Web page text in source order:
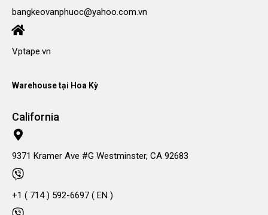
bangkeovanphuoc@yahoo.com.vn
Vptape.vn
Warehouse tại Hoa Kỳ
California
9371 Kramer Ave #G Westminster, CA 92683
+1 ( 714 ) 592-6697 ( EN )